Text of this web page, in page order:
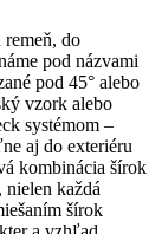
remeň, do
pod názvami
pod 45° alebo
vzork alebo
systémom –
aj do exteriéru
kombinácia šírok
každá
šírok